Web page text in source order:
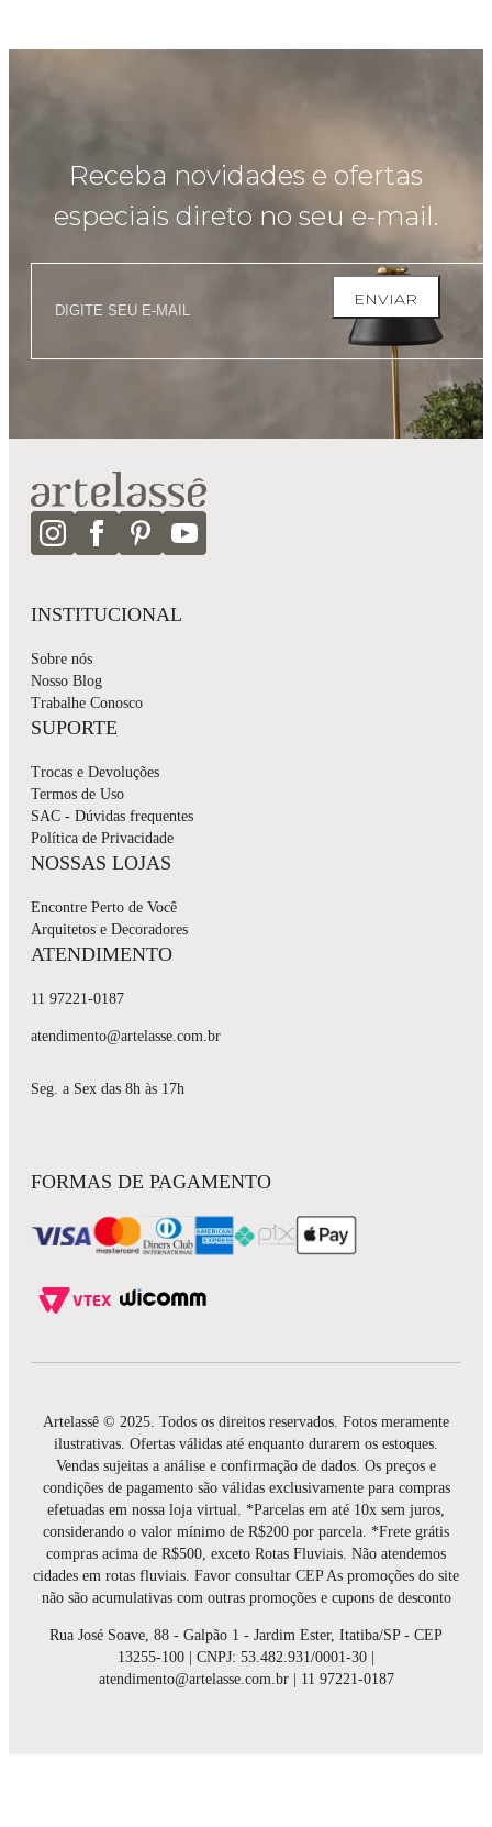
Receba novidades e ofertas
especiais direto no seu e-mail.
ENVIAR
INSTITUCIONAL
Sobre nós
Nosso Blog
Trabalhe Conosco
SUPORTE
Trocas e Devoluções
Termos de Uso
SAC - Dúvidas frequentes
Política de Privacidade
NOSSAS LOJAS
Encontre Perto de Você
Arquitetos e Decoradores
ATENDIMENTO
11 97221-0187
atendimento@artelasse.com.br
Seg. a Sex das 8h às 17h
FORMAS DE PAGAMENTO
Artelassê © 2025. Todos os direitos reservados. Fotos meramente
ilustrativas. Ofertas válidas até enquanto durarem os estoques.
Vendas sujeitas a análise e confirmação de dados. Os preços e
condições de pagamento são válidas exclusivamente para compras
efetuadas em nossa loja virtual. *Parcelas em até 10x sem juros,
considerando o valor mínimo de R$200 por parcela. *Frete grátis
compras acima de R$500, exceto Rotas Fluviais. Não atendemos
cidades em rotas fluviais. Favor consultar CEP As promoções do site
não são acumulativas com outras promoções e cupons de desconto
Rua José Soave, 88 - Galpão 1 - Jardim Ester, Itatiba/SP - CEP
13255-100 | CNPJ: 53.482.931/0001-30 |
atendimento@artelasse.com.br | 11 97221-0187